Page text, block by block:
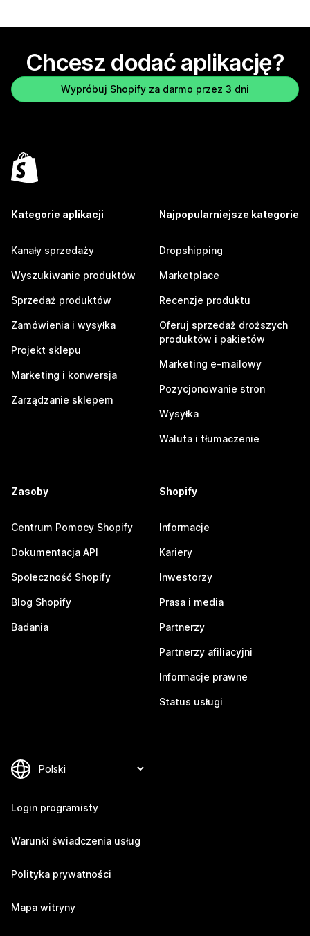
Chcesz dodać aplikację?
Wypróbuj Shopify za darmo przez 3 dni
Kategorie aplikacji
Kanały sprzedaży
Wyszukiwanie produktów
Sprzedaż produktów
Zamówienia i wysyłka
Projekt sklepu
Marketing i konwersja
Zarządzanie sklepem
Najpopularniejsze kategorie
Dropshipping
Marketplace
Recenzje produktu
Oferuj sprzedaż droższych
produktów i pakietów
Marketing e-mailowy
Pozycjonowanie stron
Wysyłka
Waluta i tłumaczenie
Zasoby
Centrum Pomocy Shopify
Dokumentacja API
Społeczność Shopify
Blog Shopify
Badania
Shopify
Informacje
Kariery
Inwestorzy
Prasa i media
Partnerzy
Partnerzy afiliacyjni
Informacje prawne
Status usługi
Login programisty
Warunki świadczenia usług
Polityka prywatności
Mapa witryny